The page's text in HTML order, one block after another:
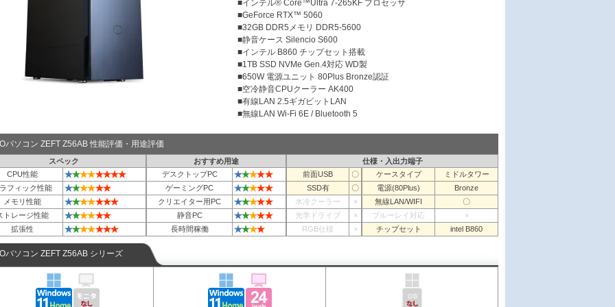
■インテル® Core™Ultra 7-265KF プロセッサ
■GeForce RTX™ 5060
■32GB DDR5メモリ DDR5-5600
■静音ケース Silencio S600
■インテル B860 チップセット搭載
■1TB SSD NVMe Gen.4対応 WD製
■650W 電源ユニット 80Plus Bronze認証
■空冷静音CPUクーラー AK400
■有線LAN 2.5ギガビットLAN
■無線LAN Wi-Fi 6E / Bluetooth 5
パソコン ZEFT Z56AB 性能評価・用途評価
スペック おすすめ用途
仕様・入出力端子
CPU性能
★★★★★★★★ デスクトップPC ★★★★★ 前面USB 〇 ケースタイプ
ミドルタワー
フィック性能
★★★★★★ ゲーミングPC ★★★★★ SSD有 〇 電源(80Plus)
Bronze
メモリ性能
★★★★★★★ クリエイター用PC ★★★★★ 水冷クーラー × 無線LAN/WIFI
〇
トレージ性能
★★★★★★ 静音PC ★★★★★ 光学ドライブ × ブルーレイ対応
×
拡張性
★★★★★★★ 長時間稼働 ★★★★ RGB仕様 × チップセット intel B860
パソコン ZEFT Z56AB シリーズ